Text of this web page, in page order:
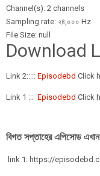
Channel(s): 2 channels
Sampling rate: ২৪,০০০ Hz
File Size: null
Download
Link 2::::: Episodebd Click
Link 1 ::: Episodebd Click
বিগত সপ্তাহের এপিসোড
link 1: https://